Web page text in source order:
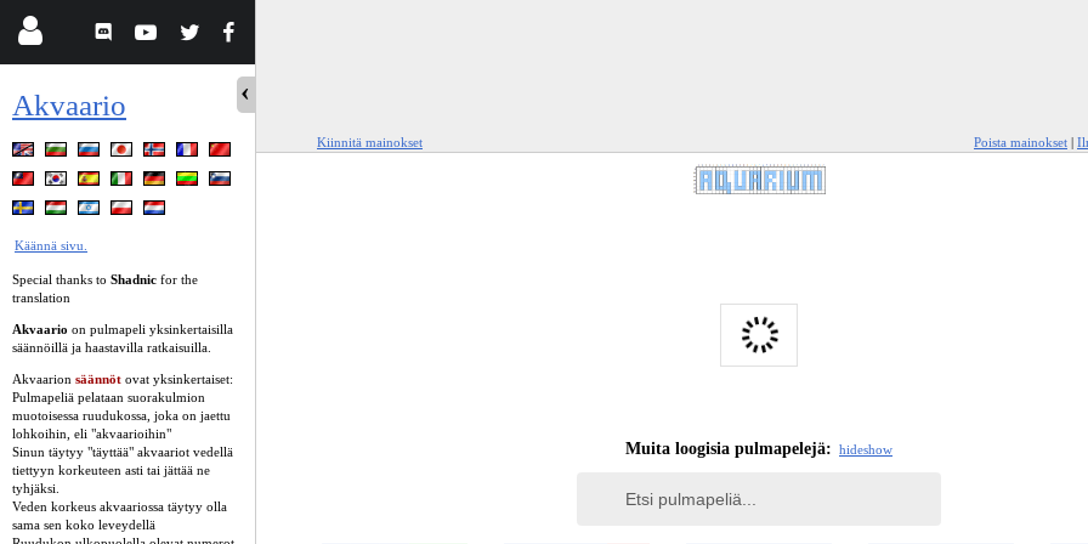
Akvaario
Käännä sivu.
Special thanks to Shadnic for the
translation
Akvaario on pulmapeli yksinkertaisilla
säännöillä ja haastavilla ratkaisuilla.
Akvaarion säännöt ovat yksinkertaiset:
Pulmapeliä pelataan suorakulmion
muotoisessa ruudukossa, joka on jaettu
lohkoihin, eli "akvaarioihin"
Sinun täytyy "täyttää" akvaariot vedellä
tiettyyn korkeuteen asti tai jättää ne
tyhjäksi.
Veden korkeus akvaariossa täytyy olla
sama sen koko leveydellä
Kiinnitä mainokset Poista mainokset |
Muita loogisia pulmapelejä: hideshow